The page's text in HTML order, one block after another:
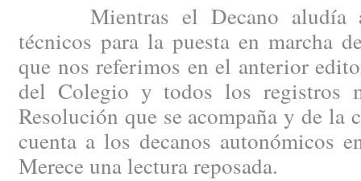
Mientras el Decano aludía a
técnicos para la puesta en marcha
que nos referimos en el anterior
del Colegio y todos los registros
Resolución que se acompaña y de la
cuenta a los decanos autonómicos
Merece una lectura reposada.